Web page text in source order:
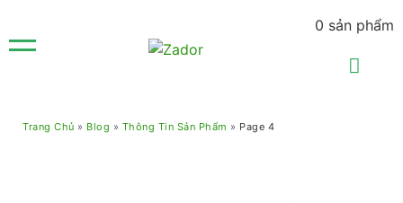
0 sản phẩm
Trang Chủ » Blog » Thông Tin Sản Phẩm » Page 4